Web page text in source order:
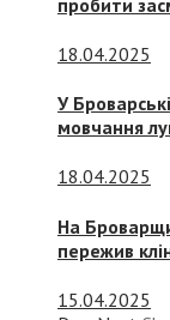
18.04.2025
У
мовчання
18.04.2025
На
пережив
15.04.2025